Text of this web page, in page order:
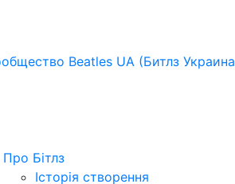
Про Бітлз
Історія створення